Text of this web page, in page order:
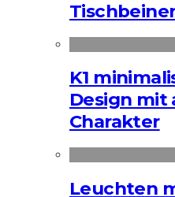
K1
Design mit
Charakter
Leuchten